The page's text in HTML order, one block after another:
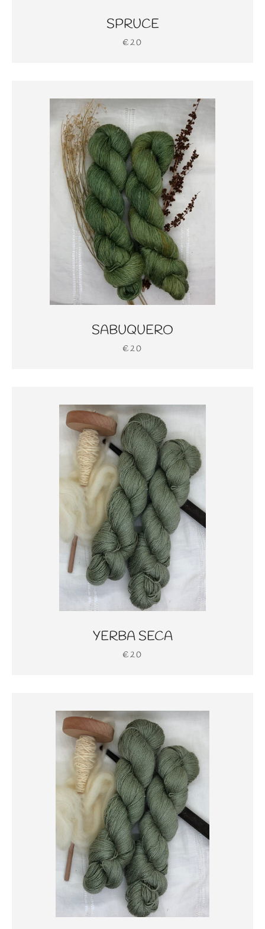
SPRUCE
€20
SABUQUERO
€20
YERBA SECA
€20